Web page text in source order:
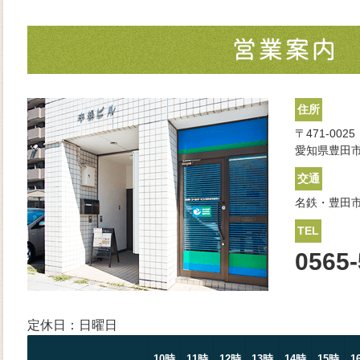
住所
〒471-0025
愛知県豊田
交通
名鉄・豊田
TEL
定休日：日曜日